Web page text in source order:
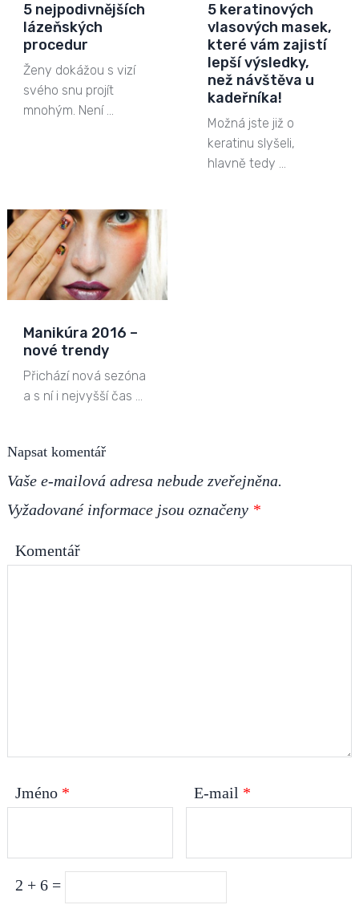
5 nejpodivnějších
lázeňských
procedur
Ženy dokážou s vizí
svého snu projít
mnohým. Není …
5 keratinových
vlasových masek,
které vám zajistí
lepší výsledky,
než návštěva u
kadeřníka!
Možná jste již o
keratinu slyšeli,
hlavně tedy …
Manikúra 2016 –
nové trendy
Přichází nová sezóna
a s ní i nejvyšší čas …
Napsat komentář
Vaše e-mailová adresa nebude zveřejněna.
Vyžadované informace jsou označeny *
Komentář
Jméno * E-mail *
2 + 6 =